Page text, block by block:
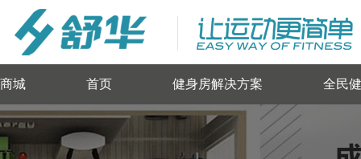
商城 首页 健身房解决方案 全民